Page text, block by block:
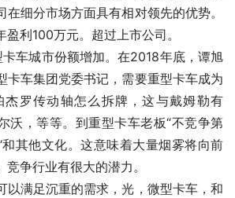
在细分市场方面具有相对领先的优势。
利100万元。超过上市公司。
车城市份额增加。在2018年底，谭旭
卡车集团党委书记，需要重型卡车成为
罗传动轴怎么拆牌，这与戴姆勒有
沃，等等。到重型卡车老板“不竞争第
其他文化。这意味着大量烟雾将向前
争行业有很大的潜力。
以满足沉重的需求，光，微型卡车，和